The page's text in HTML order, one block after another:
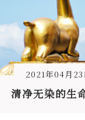
2021年04月23
清净无染的生